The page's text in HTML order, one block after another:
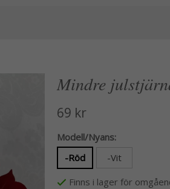
Mindre
69 kr
Modell/Nyans:
-Röd
-Vit
Finns i lager för